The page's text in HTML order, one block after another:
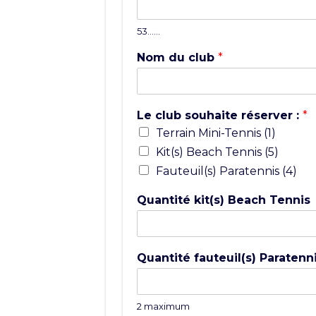
53……
Nom du club *
Le club souhaite réserver : *
Terrain Mini-Tennis (1)
Kit(s) Beach Tennis (5)
Fauteuil(s) Paratennis (4)
Quantité kit(s) Beach Tennis
Quantité fauteuil(s)
2 maximum